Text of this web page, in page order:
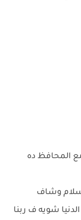
المحافظ ده
وشاف
شويه ف ربنا